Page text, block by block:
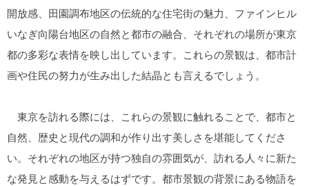
開放感、田園調布地区の伝統的な住宅街の魅力、ファインヒル
いなぎ向陽台地区の自然と都市の融合、それぞれの場所が東京
都の多彩な表情を映し出しています。これらの景観は、都市計
画や住民の努力が生み出した結晶とも言えるでしょう。
東京を訪れる際には、これらの景観に触れることで、都市と
自然、歴史と現代の調和が作り出す美しさを堪能してくださ
い。それぞれの地区が持つ独自の雰囲気が、訪れる人々に新た
な発見と感動を与えるはずです。都市景観の背景にある物語を